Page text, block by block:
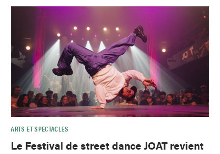
ARTS ET SPECTACLES
Le Festival de street dance JOAT revient